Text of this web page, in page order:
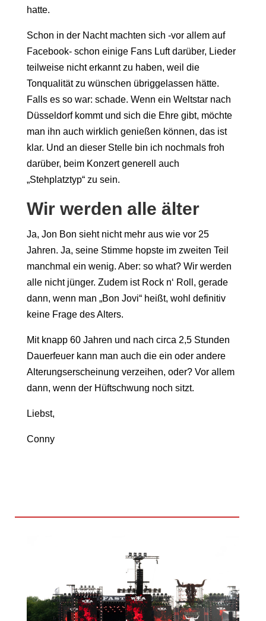
hatte.
Schon in der Nacht machten sich -vor allem auf
Facebook- schon einige Fans Luft darüber, Lieder
teilweise nicht erkannt zu haben, weil die
Tonqualität zu wünschen übriggelassen hätte.
Falls es so war: schade. Wenn ein Weltstar nach
Düsseldorf kommt und sich die Ehre gibt, möchte
man ihn auch wirklich genießen können, das ist
klar. Und an dieser Stelle bin ich nochmals froh
darüber, beim Konzert generell auch
„Stehplatztyp“ zu sein.
Wir werden alle älter
Ja, Jon Bon sieht nicht mehr aus wie vor 25
Jahren. Ja, seine Stimme hopste im zweiten Teil
manchmal ein wenig. Aber: so what? Wir werden
alle nicht jünger. Zudem ist Rock n‘ Roll, gerade
dann, wenn man „Bon Jovi“ heißt, wohl definitiv
keine Frage des Alters.
Mit knapp 60 Jahren und nach circa 2,5 Stunden
Dauerfeuer kann man auch die ein oder andere
Alterungserscheinung verzeihen, oder? Vor allem
dann, wenn der Hüftschwung noch sitzt.
Liebst,
Conny